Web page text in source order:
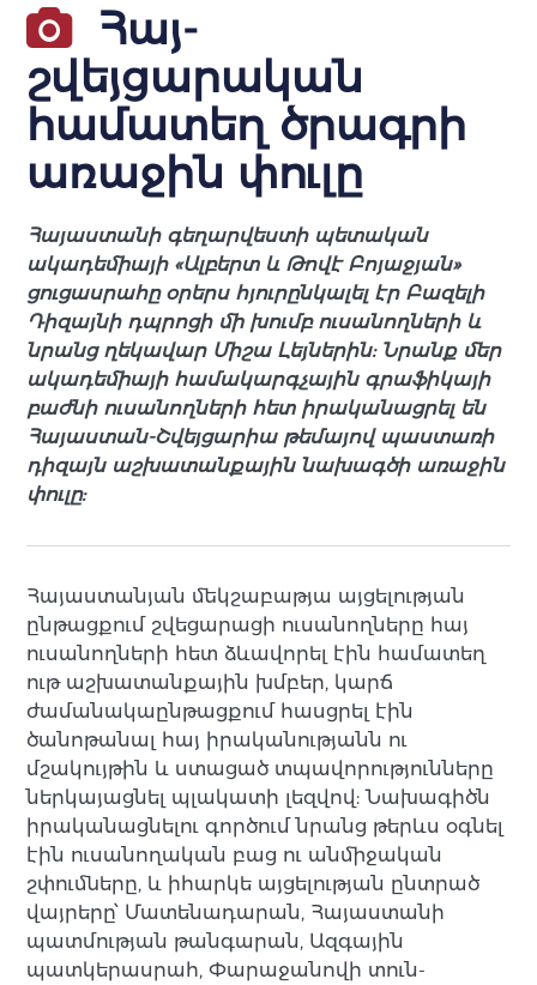
Հայ-
շվեյցարական
համատեղ ծրագրի
առաջին փուլը
Հայաստանի գեղարվեստի պետական
ակադեմիայի «Ալբերտ և Թովէ Բոյաջյան»
ցուցասրահը օրերս հյուրընկալել էր Բազելի
Դիզայնի դպրոցի մի խումբ ուսանողների և
նրանց ղեկավար Միշա Լեյներին: Նրանք մեր
ակադեմիայի համակարգչային գրաֆիկայի
բաժնի ուսանողների հետ իրականացրել են
Հայաստան-Շվեյցարիա թեմայով պաստառի
դիզայն աշխատանքային նախագծի առաջին
փուլը:
Հայաստանյան մեկշաբաթյա այցելության
ընթացքում շվեցարացի ուսանողները հայ
ուսանողների հետ ձևավորել էին համատեղ
ութ աշխատանքային խմբեր, կարճ
ժամանակաընթացքում հասցրել էին
ծանոթանալ հայ իրականությանն ու
մշակույթին և ստացած տպավորությունները
ներկայացնել պլակատի լեզվով: Նախագիծն
իրականացնելու գործում նրանց թերևս օգնել
էին ուսանողական բաց ու անմիջական
շփումները, և իհարկե այցելության ընտրած
վայրերը՝ Մատենադարան, Հայաստանի
պատմության թանգարան, Ազգային
պատկերասրահ, Փարաջանովի տուն-